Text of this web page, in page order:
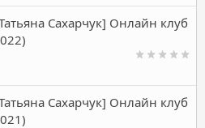
Сахарчук] Онлайн клуб
Сахарчук] Онлайн клуб